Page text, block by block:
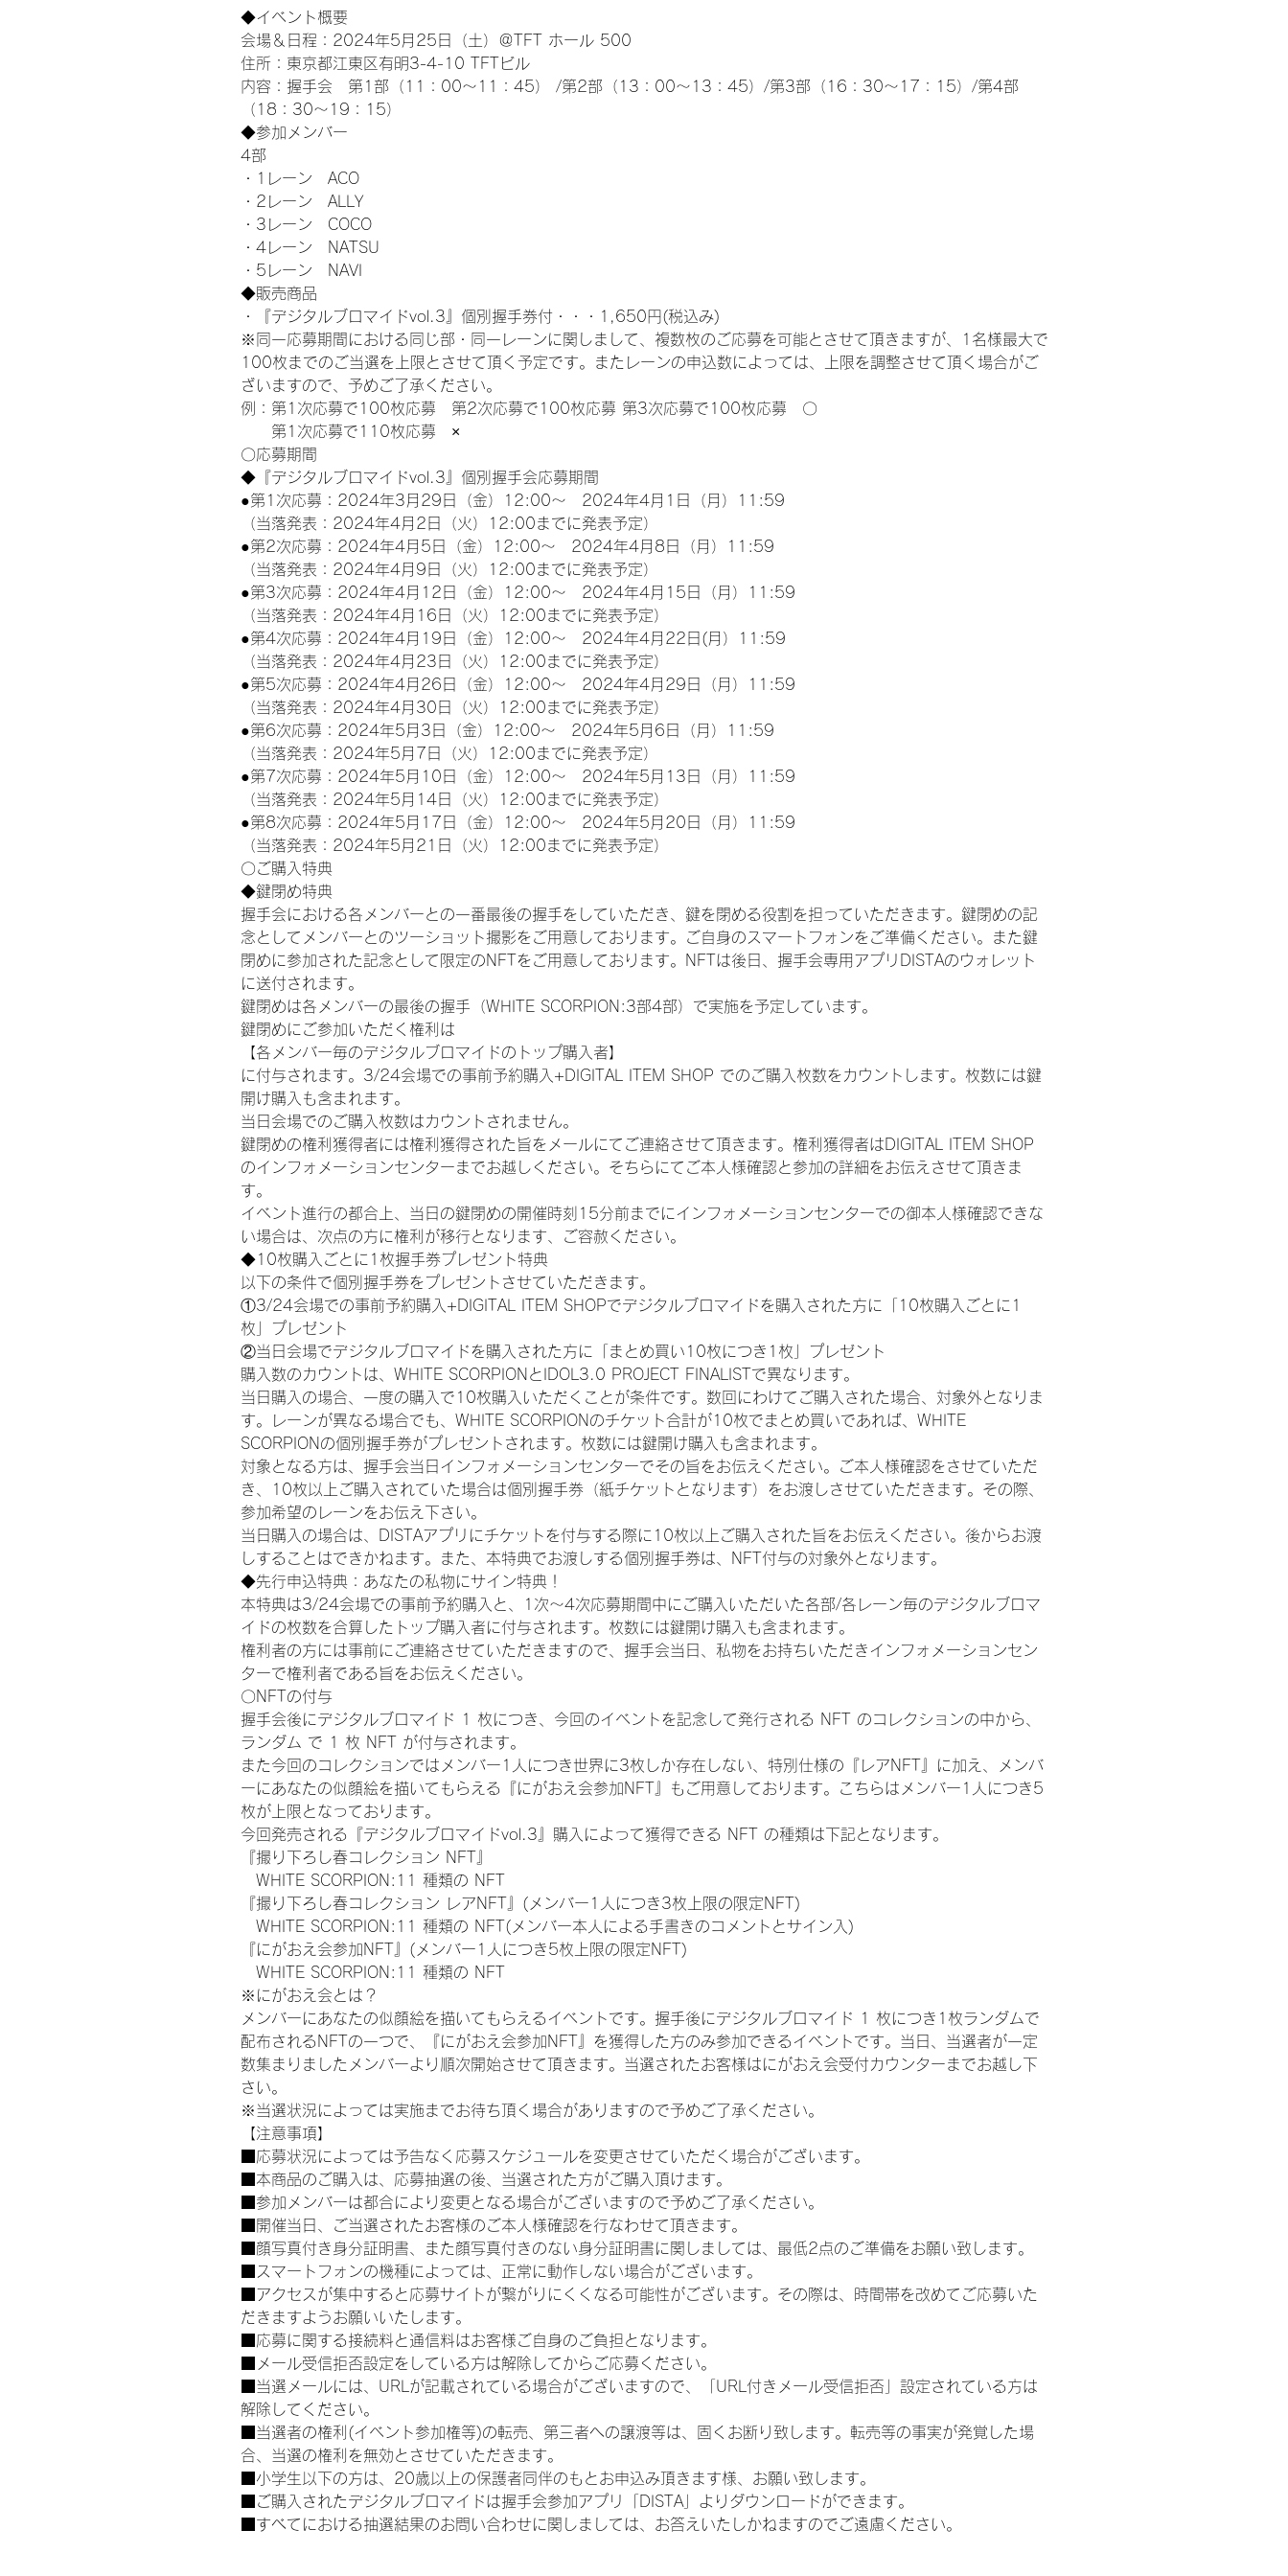
◆イベント概要
会場＆日程：2024年5月25日（土）＠TFT ホール 500
住所：東京都江東区有明3-4-10 TFTビル
内容：握手会　第1部（11：00～11：45） /第2部（13：00～13：45）/第3部（16：30～17：15）/第4部
（18：30～19：15）
◆参加メンバー
4部
・1レーン　ACO
・2レーン　ALLY
・3レーン　COCO
・4レーン　NATSU
・5レーン　NAVI
◆販売商品
・『デジタルブロマイドvol.3』個別握手券付・・・1,650円(税込み)
※同一応募期間における同じ部・同一レーンに関しまして、複数枚のご応募を可能とさせて頂きますが、1名様最大で
100枚までのご当選を上限とさせて頂く予定です。またレーンの申込数によっては、上限を調整させて頂く場合がご
ざいますので、予めご了承ください。
例：第1次応募で100枚応募　第2次応募で100枚応募 第3次応募で100枚応募　〇
第1次応募で110枚応募　×
〇応募期間
◆『デジタルブロマイドvol.3』個別握手会応募期間
●第1次応募：2024年3月29日（金）12:00～　2024年4月1日（月）11:59
（当落発表：2024年4月2日（火）12:00までに発表予定）
●第2次応募：2024年4月5日（金）12:00～　2024年4月8日（月）11:59
（当落発表：2024年4月9日（火）12:00までに発表予定）
●第3次応募：2024年4月12日（金）12:00～　2024年4月15日（月）11:59
（当落発表：2024年4月16日（火）12:00までに発表予定）
●第4次応募：2024年4月19日（金）12:00～　2024年4月22日(月）11:59
（当落発表：2024年4月23日（火）12:00までに発表予定）
●第5次応募：2024年4月26日（金）12:00～　2024年4月29日（月）11:59
（当落発表：2024年4月30日（火）12:00までに発表予定）
●第6次応募：2024年5月3日（金）12:00～　2024年5月6日（月）11:59
（当落発表：2024年5月7日（火）12:00までに発表予定）
●第7次応募：2024年5月10日（金）12:00～　2024年5月13日（月）11:59
（当落発表：2024年5月14日（火）12:00までに発表予定）
●第8次応募：2024年5月17日（金）12:00～　2024年5月20日（月）11:59
（当落発表：2024年5月21日（火）12:00までに発表予定）
〇ご購入特典
◆鍵閉め特典
握手会における各メンバーとの一番最後の握手をしていただき、鍵を閉める役割を担っていただきます。鍵閉めの記
念としてメンバーとのツーショット撮影をご用意しております。ご自身のスマートフォンをご準備ください。また鍵
閉めに参加された記念として限定のNFTをご用意しております。NFTは後日、握手会専用アプリDISTAのウォレット
に送付されます。
鍵閉めは各メンバーの最後の握手（WHITE SCORPION:3部4部）で実施を予定しています。
鍵閉めにご参加いただく権利は
【各メンバー毎のデジタルブロマイドのトップ購入者】
に付与されます。3/24会場での事前予約購入+DIGITAL ITEM SHOP でのご購入枚数をカウントします。枚数には鍵
開け購入も含まれます。
当日会場でのご購入枚数はカウントされません。
鍵閉めの権利獲得者には権利獲得された旨をメールにてご連絡させて頂きます。権利獲得者はDIGITAL ITEM SHOP
のインフォメーションセンターまでお越しください。そちらにてご本人様確認と参加の詳細をお伝えさせて頂きま
す。
イベント進行の都合上、当日の鍵閉めの開催時刻15分前までにインフォメーションセンターでの御本人様確認できな
い場合は、次点の方に権利が移行となります、ご容赦ください。
◆10枚購入ごとに1枚握手券プレゼント特典
以下の条件で個別握手券をプレゼントさせていただきます。
①3/24会場での事前予約購入+DIGITAL ITEM SHOPでデジタルブロマイドを購入された方に「10枚購入ごとに1
枚」プレゼント
②当日会場でデジタルブロマイドを購入された方に「まとめ買い10枚につき1枚」プレゼント
購入数のカウントは、WHITE SCORPIONとIDOL3.0 PROJECT FINALISTで異なります。
当日購入の場合、一度の購入で10枚購入いただくことが条件です。数回にわけてご購入された場合、対象外となりま
す。レーンが異なる場合でも、WHITE SCORPIONのチケット合計が10枚でまとめ買いであれば、WHITE
SCORPIONの個別握手券がプレゼントされます。枚数には鍵開け購入も含まれます。
対象となる方は、握手会当日インフォメーションセンターでその旨をお伝えください。ご本人様確認をさせていただ
き、10枚以上ご購入されていた場合は個別握手券（紙チケットとなります）をお渡しさせていただきます。その際、
参加希望のレーンをお伝え下さい。
当日購入の場合は、DISTAアプリにチケットを付与する際に10枚以上ご購入された旨をお伝えください。後からお渡
しすることはできかねます。また、本特典でお渡しする個別握手券は、NFT付与の対象外となります。
◆先行申込特典：あなたの私物にサイン特典！
本特典は3/24会場での事前予約購入と、1次〜4次応募期間中にご購入いただいた各部/各レーン毎のデジタルブロマ
イドの枚数を合算したトップ購入者に付与されます。枚数には鍵開け購入も含まれます。
権利者の方には事前にご連絡させていただきますので、握手会当日、私物をお持ちいただきインフォメーションセン
ターで権利者である旨をお伝えください。
〇NFTの付与
握手会後にデジタルブロマイド 1 枚につき、今回のイベントを記念して発行される NFT のコレクションの中から、
ランダム で 1 枚 NFT が付与されます。
また今回のコレクションではメンバー1人につき世界に3枚しか存在しない、特別仕様の『レアNFT』に加え、メンバ
ーにあなたの似顔絵を描いてもらえる『にがおえ会参加NFT』もご用意しております。こちらはメンバー1人につき5
枚が上限となっております。
今回発売される『デジタルブロマイドvol.3』購入によって獲得できる NFT の種類は下記となります。
『撮り下ろし春コレクション NFT』
WHITE SCORPION:11 種類の NFT
『撮り下ろし春コレクション レアNFT』(メンバー1人につき3枚上限の限定NFT)
WHITE SCORPION:11 種類の NFT(メンバー本人による手書きのコメントとサイン入)
『にがおえ会参加NFT』(メンバー1人につき5枚上限の限定NFT)
WHITE SCORPION:11 種類の NFT
※にがおえ会とは？
メンバーにあなたの似顔絵を描いてもらえるイベントです。握手後にデジタルブロマイド 1 枚につき1枚ランダムで
配布されるNFTの一つで、『にがおえ会参加NFT』を獲得した方のみ参加できるイベントです。当日、当選者が一定
数集まりましたメンバーより順次開始させて頂きます。当選されたお客様はにがおえ会受付カウンターまでお越し下
さい。
※当選状況によっては実施までお待ち頂く場合がありますので予めご了承ください。
【注意事項】
■応募状況によっては予告なく応募スケジュールを変更させていただく場合がございます。
■本商品のご購入は、応募抽選の後、当選された方がご購入頂けます。
■参加メンバーは都合により変更となる場合がございますので予めご了承ください。
■開催当日、ご当選されたお客様のご本人様確認を行なわせて頂きます。
■顔写真付き身分証明書、また顔写真付きのない身分証明書に関しましては、最低2点のご準備をお願い致します。
■スマートフォンの機種によっては、正常に動作しない場合がございます。
■アクセスが集中すると応募サイトが繋がりにくくなる可能性がございます。その際は、時間帯を改めてご応募いた
だきますようお願いいたします。
■応募に関する接続料と通信料はお客様ご自身のご負担となります。
■メール受信拒否設定をしている方は解除してからご応募ください。
■当選メールには、URLが記載されている場合がございますので、「URL付きメール受信拒否」設定されている方は
解除してください。
■当選者の権利(イベント参加権等)の転売、第三者への譲渡等は、固くお断り致します。転売等の事実が発覚した場
合、当選の権利を無効とさせていただきます。
■小学生以下の方は、20歳以上の保護者同伴のもとお申込み頂きます様、お願い致します。
■ご購入されたデジタルブロマイドは握手会参加アプリ「DISTA」よりダウンロードができます。
■すべてにおける抽選結果のお問い合わせに関しましては、お答えいたしかねますのでご遠慮ください。